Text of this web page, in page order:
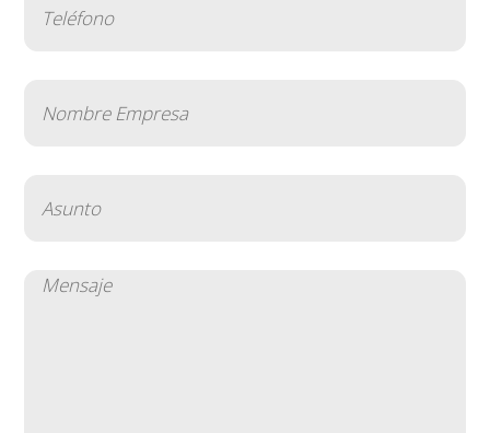
(Obligatorio)
Empresa
(Obligatorio)
Mensaje